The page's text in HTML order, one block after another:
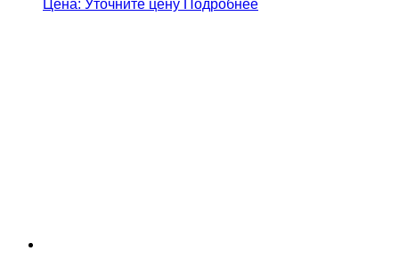
Цена: Уточните цену Подробнее